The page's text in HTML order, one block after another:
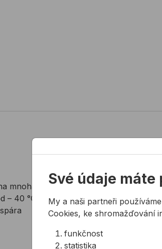
mnoha podkladech
– 40 °C do + 80 ºC
Své údaje máte
My a naši partneři
Cookies, ke shromažďování
funkčnost
statistika